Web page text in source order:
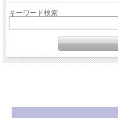
キーワード検索